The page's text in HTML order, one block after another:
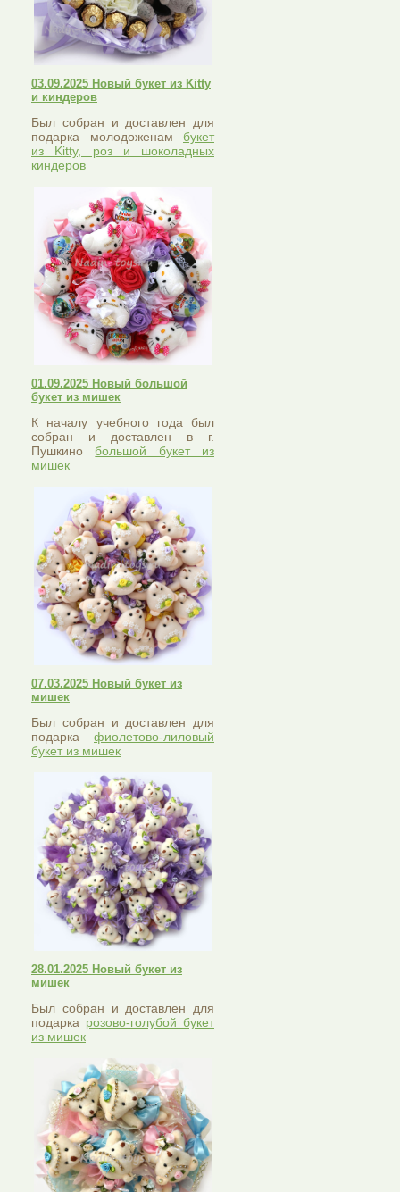
03.09.2025 Новый букет из Kitty
и киндеров
Был собран и доставлен для
подарка молодоженам букет
из Kitty, роз и шоколадных
киндеров
01.09.2025 Новый большой
букет из мишек
К началу учебного года был
собран и доставлен в г.
Пушкинобольшой букет из
мишек
07.03.2025 Новый букет из
мишек
Был собран и доставлен для
подарка фиолетово-лиловый
букет из мишек
28.01.2025 Новый букет из
мишек
Был собран и доставлен для
подарка розово-голубой букет
из мишек